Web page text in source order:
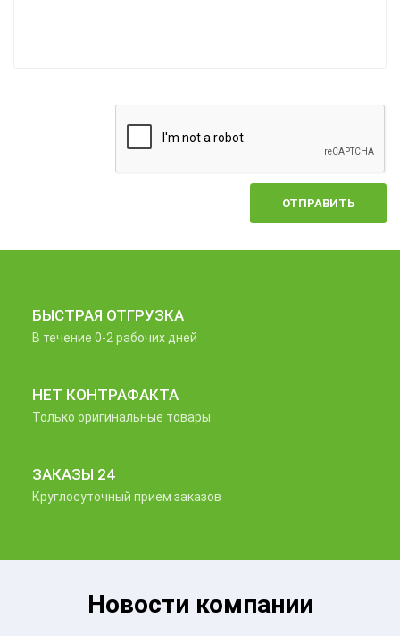
ОТПРАВИТЬ
БЫСТРАЯ ОТГРУЗКА
В течение 0-2 рабочих дней
НЕТ КОНТРАФАКТА
Только оригинальные товары
ЗАКАЗЫ 24
Круглосуточный прием заказов
Новости компании